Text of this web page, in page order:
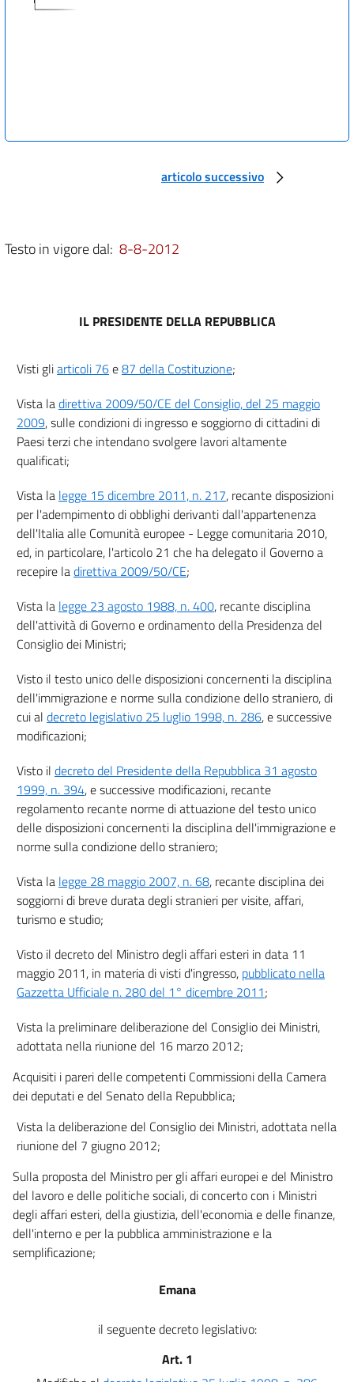
articolo successivo
Testo in vigore dal: 8-8-2012
IL PRESIDENTE DELLA REPUBBLICA
Visti gliarticoli 76e87 della Costituzione;
Vista ladirettiva 2009/50/CE del Consiglio, del 25 maggio
2009, sulle condizioni di ingresso e soggiorno di cittadini di
Paesi terzi che intendano svolgere lavori altamente
qualificati;
Vista la legge 15 dicembre 2011, n. 217, recante disposizioni
per l'adempimento di obblighi derivanti dall'appartenenza
dell'Italia alle Comunità europee - Legge comunitaria 2010,
ed, in particolare, l'articolo 21 che ha delegato il Governo a
recepire ladirettiva 2009/50/CE;
Vista la legge 23 agosto 1988, n. 400, recante disciplina
dell'attività di Governo e ordinamento della Presidenza del
Consiglio dei Ministri;
Visto il testo unico delle disposizioni concernenti la disciplina
dell'immigrazione e norme sulla condizione dello straniero, di
cui al decreto legislativo 25 luglio 1998, n. 286, e successive
modificazioni;
Visto il decreto del Presidente della Repubblica 31 agosto
1999, n. 394, e successive modificazioni, recante
regolamento recante norme di attuazione del testo unico
delle disposizioni concernenti la disciplina dell'immigrazione e
norme sulla condizione dello straniero;
Vista la legge 28 maggio 2007, n. 68, recante disciplina dei
soggiorni di breve durata degli stranieri per visite, affari,
turismo e studio;
Visto il decreto del Ministro degli affari esteri in data 11
maggio 2011, in materia di visti d'ingresso, pubblicato nella
Gazzetta Ufficiale n. 280 del 1° dicembre 2011;
Vista la preliminare deliberazione del Consiglio dei Ministri,
adottata nella riunione del 16 marzo 2012;
Acquisiti i pareri delle competenti Commissioni della Camera
dei deputati e del Senato della Repubblica;
Vista la deliberazione del Consiglio dei Ministri, adottata nella
riunione del 7 giugno 2012;
Sulla proposta del Ministro per gli affari europei e del Ministro
del lavoro e delle politiche sociali, di concerto con i Ministri
degli affari esteri, della giustizia, dell'economia e delle finanze,
dell'interno e per la pubblica amministrazione e la
semplificazione;
Emana
il seguente decreto legislativo:
Art. 1